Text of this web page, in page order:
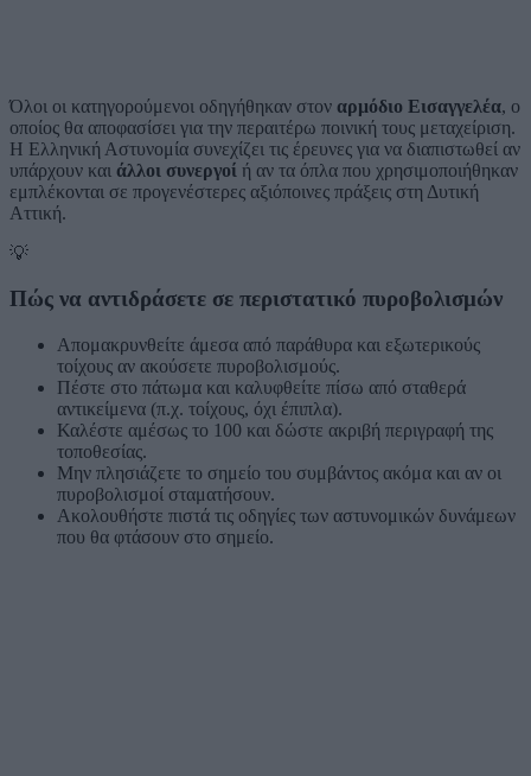
Όλοι οι κατηγορούμενοι οδηγήθηκαν στον αρμόδιο Εισαγγελέα, ο
οποίος θα αποφασίσει για την περαιτέρω ποινική τους μεταχείριση.
Η Ελληνική Αστυνομία συνεχίζει τις έρευνες για να διαπιστωθεί αν
υπάρχουν και άλλοι συνεργοί ή αν τα όπλα που χρησιμοποιήθηκαν
εμπλέκονται σε προγενέστερες αξιόποινες πράξεις στη Δυτική
Αττική.
💡
Πώς να αντιδράσετε σε περιστατικό πυροβολισμών
Απομακρυνθείτε άμεσα από παράθυρα και εξωτερικούς
τοίχους αν ακούσετε πυροβολισμούς.
Πέστε στο πάτωμα και καλυφθείτε πίσω από σταθερά
αντικείμενα (π.χ. τοίχους, όχι έπιπλα).
Καλέστε αμέσως το 100 και δώστε ακριβή περιγραφή της
τοποθεσίας.
Μην πλησιάζετε το σημείο του συμβάντος ακόμα και αν οι
πυροβολισμοί σταματήσουν.
Ακολουθήστε πιστά τις οδηγίες των αστυνομικών δυνάμεων
που θα φτάσουν στο σημείο.